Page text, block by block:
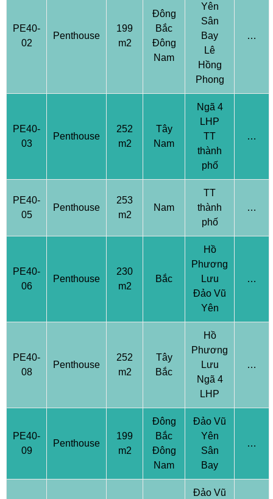
PE40-
02
Penthouse
199
m2
Đông
Bắc
Đông
Nam
Yên
Sân
Bay
Lê
Hồng
Phong
…
PE40-
03
Penthouse
252
m2
Tây
Nam
Ngã 4
LHP
TT
thành
phố
…
PE40-
05
Penthouse
253
m2
Nam
TT
thành
phố
…
PE40-
06
Penthouse
230
m2
Bắc
Hồ
Phương
Lưu
Đảo Vũ
Yên
…
PE40-
08
Penthouse
252
m2
Tây
Bắc
Hồ
Phương
Lưu
Ngã 4
LHP
…
PE40-
09
Penthouse
199
m2
Đông
Bắc
Đông
Nam
Đảo Vũ
Yên
Sân
Bay
…
Đảo Vũ